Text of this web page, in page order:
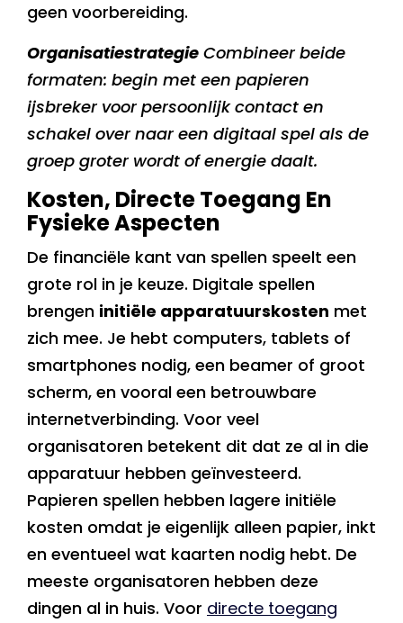
geen voorbereiding.
Organisatiestrategie Combineer beide
formaten: begin met een papieren
ijsbreker voor persoonlijk contact en
schakel over naar een digitaal spel als de
groep groter wordt of energie daalt.
Kosten, Directe Toegang En
Fysieke Aspecten
De financiële kant van spellen speelt een
grote rol in je keuze. Digitale spellen
brengen initiële apparatuurskosten met
zich mee. Je hebt computers, tablets of
smartphones nodig, een beamer of groot
scherm, en vooral een betrouwbare
internetverbinding. Voor veel
organisatoren betekent dit dat ze al in die
apparatuur hebben geïnvesteerd.
Papieren spellen hebben lagere initiële
kosten omdat je eigenlijk alleen papier, inkt
en eventueel wat kaarten nodig hebt. De
meeste organisatoren hebben deze
dingen al in huis. Voor directe toegang